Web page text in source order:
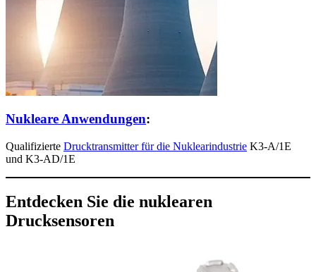
Nukleare Anwendungen:
Qualifizierte Drucktransmitter für die Nuklearindustrie K3-A/1E
und K3-AD/1E
Entdecken Sie die nuklearen
Drucksensoren